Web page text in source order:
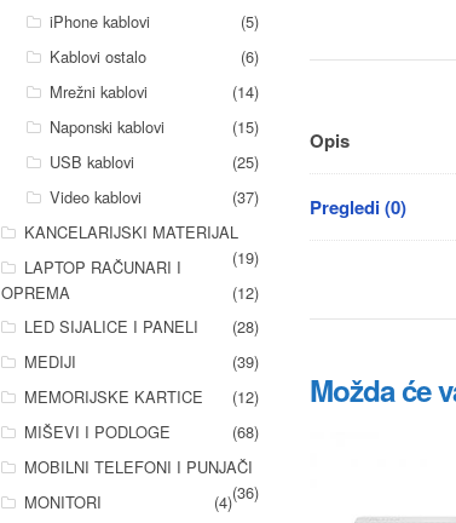
Opis
Pregledi (0)
Možda će
iPhone kablovi
(5)
Kablovi ostalo
(6)
Mrežni kablovi
(14)
Naponski kablovi
(15)
USB kablovi
(25)
Video kablovi
(37)
KANCELARIJSKI MATERIJAL
(19)
LAPTOP RAČUNARI I
OPREMA
(12)
LED SIJALICE I PANELI
(28)
MEDIJI
(39)
MEMORIJSKE KARTICE
(12)
MIŠEVI I PODLOGE
(68)
MOBILNI TELEFONI I PUNJAČI
(36)
MONITORI
(4)